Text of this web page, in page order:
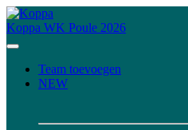
Koppa WK Poule 2026
Team toevoegen
NEW